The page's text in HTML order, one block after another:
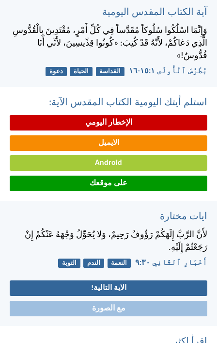
آية الكتاب المقدس اليومية
وَإِنَّمَا اسْلُكُوا سُلُوكاً مُقَدَّساً فِي كُلِّ أَمْرٍ، مُقْتَدِينَ بِالْقُدُّوسِ
الَّذِي دَعَاكُمْ، لأَنَّهُ قَدْ كُتِبَ: «كُونُوا قِدِّيسِينَ، لأَنِّي أَنَا
قُدُّوسٌ!»
بُطْرُسَ ٱلْأُولَى ١:‏١٥-‏١٦ القداسة الحياة دعوة
استلم أيتك اليومية الكتاب المقدس الآية:
الإخطار اليومي
الايميل
Android
على موقعك
ايات مختارة
لأَنَّ الرَّبَّ إِلَهَكُمْ رَؤُوفٌ رَحِيمٌ، وَلا يُحَوِّلُ وَجْهَهُ عَنْكُمْ إِنْ
رَجَعْتُمْ إِلَيْهِ.
أَخْبَارِ ٱلثَّانِي ٣٠:‏٩ النعمة الندم التوبة
الاية التالية!
مع الصورة